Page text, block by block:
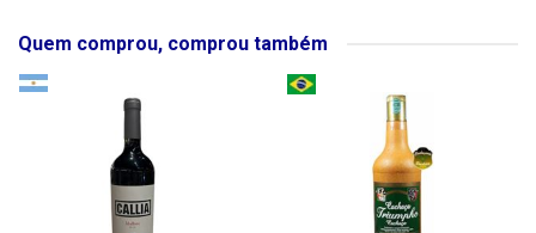
Quem comprou, comprou também